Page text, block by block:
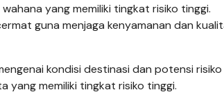
yang memiliki tingkat risiko tinggi.
guna menjaga kenyamanan dan
kondisi destinasi dan potensi
yang memiliki tingkat risiko tinggi.